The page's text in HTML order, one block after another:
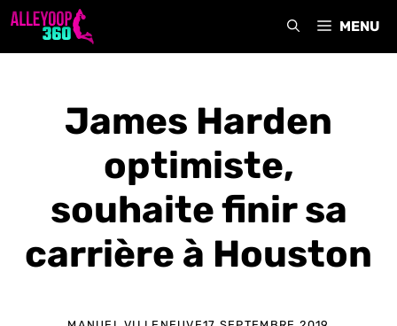
Aller
MENU
James Harden
optimiste,
souhaite finir sa
carrière à Houston